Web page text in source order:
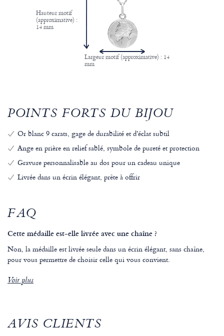
Hauteur motif
(approximative) :
14 mm
Largeur motif (approximative) : 14
mm
POINTS FORTS DU BIJOU
Or blanc 9 carats, gage de durabilité et d’éclat subtil
Ange en prière en relief sablé, symbole de pureté et protection
Gravure personnalisable au dos pour un cadeau unique
Livrée dans un écrin élégant, prête à offrir
FAQ
Cette médaille est-elle livrée avec une chaîne ?
Non, la médaille est livrée seule dans un écrin élégant, sans chaîne,
pour vous permettre de choisir celle qui vous convient.
Voir plus
AVIS CLIENTS